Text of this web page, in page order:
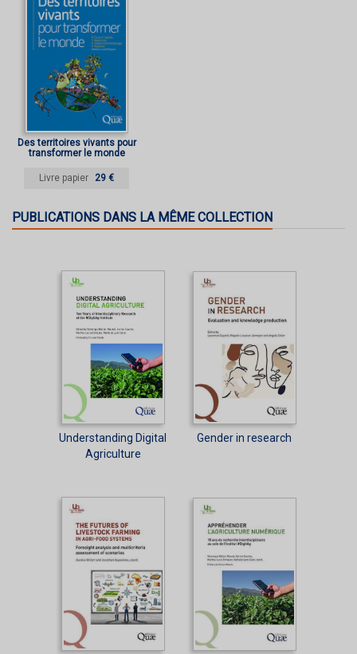
Des territoires vivants pour
transformer le monde
Livre papier 29 €
PUBLICATIONS DANS LA MÊME COLLECTION
Understanding Digital
Agriculture
Gender in research